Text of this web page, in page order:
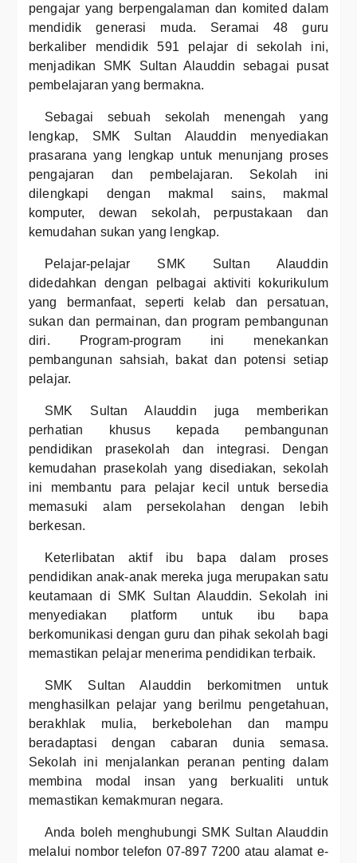
pengajar yang berpengalaman dan komited dalam
mendidik generasi muda. Seramai 48 guru
berkaliber mendidik 591 pelajar di sekolah ini,
menjadikan SMK Sultan Alauddin sebagai pusat
pembelajaran yang bermakna.
Sebagai sebuah sekolah menengah yang
lengkap, SMK Sultan Alauddin menyediakan
prasarana yang lengkap untuk menunjang proses
pengajaran dan pembelajaran. Sekolah ini
dilengkapi dengan makmal sains, makmal
komputer, dewan sekolah, perpustakaan dan
kemudahan sukan yang lengkap.
Pelajar-pelajar SMK Sultan Alauddin
didedahkan dengan pelbagai aktiviti kokurikulum
yang bermanfaat, seperti kelab dan persatuan,
sukan dan permainan, dan program pembangunan
diri. Program-program ini menekankan
pembangunan sahsiah, bakat dan potensi setiap
pelajar.
SMK Sultan Alauddin juga memberikan
perhatian khusus kepada pembangunan
pendidikan prasekolah dan integrasi. Dengan
kemudahan prasekolah yang disediakan, sekolah
ini membantu para pelajar kecil untuk bersedia
memasuki alam persekolahan dengan lebih
berkesan.
Keterlibatan aktif ibu bapa dalam proses
pendidikan anak-anak mereka juga merupakan satu
keutamaan di SMK Sultan Alauddin. Sekolah ini
menyediakan platform untuk ibu bapa
berkomunikasi dengan guru dan pihak sekolah bagi
memastikan pelajar menerima pendidikan terbaik.
SMK Sultan Alauddin berkomitmen untuk
menghasilkan pelajar yang berilmu pengetahuan,
berakhlak mulia, berkebolehan dan mampu
beradaptasi dengan cabaran dunia semasa.
Sekolah ini menjalankan peranan penting dalam
membina modal insan yang berkualiti untuk
memastikan kemakmuran negara.
Anda boleh menghubungi SMK Sultan Alauddin
melalui nombor telefon 07-897 7200 atau alamat e-